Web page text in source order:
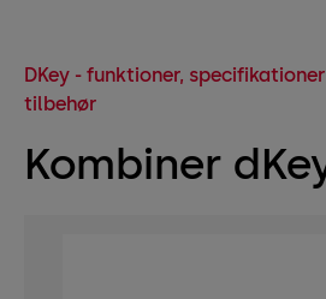
DKey - funktioner,
tilbehør
Kombiner